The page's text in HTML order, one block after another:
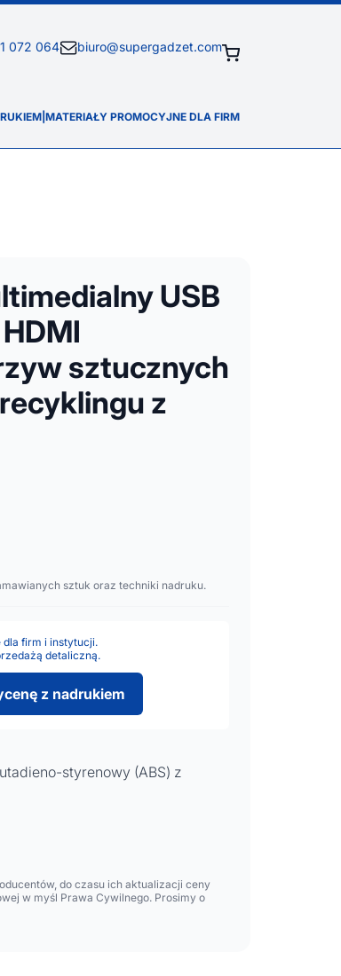
072 064 biuro@supergadzet.com
MATERIAŁY PROMOCYJNE DLA FIRM
USB
sztucznych
z
sztuk oraz techniki nadruku.
dla firm i instytucji.
detaliczną.
z nadrukiem
styrenowy (ABS) z
do czasu ich aktualizacji ceny
w myśl Prawa Cywilnego. Prosimy o